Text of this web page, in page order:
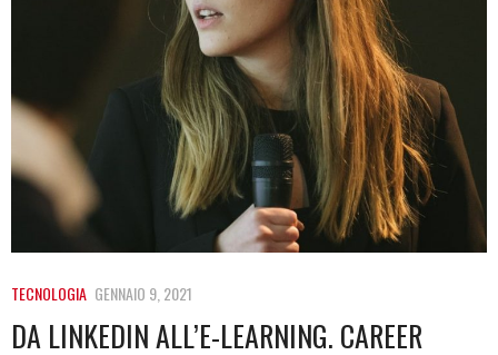
TECNOLOGIA GENNAIO 9, 2021
DA LINKEDIN ALL’E-LEARNING. CAREER